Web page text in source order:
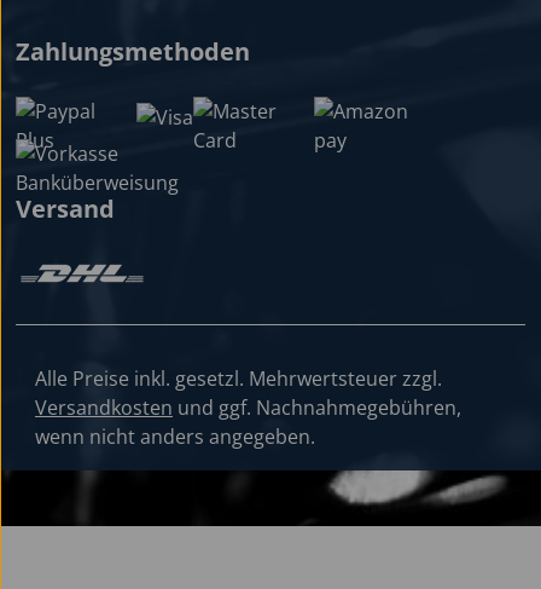
Zahlungsmethoden
Versand
Alle Preise inkl. gesetzl. Mehrwertsteuer zzgl.
Versandkosten und ggf. Nachnahmegebühren,
wenn nicht anders angegeben.